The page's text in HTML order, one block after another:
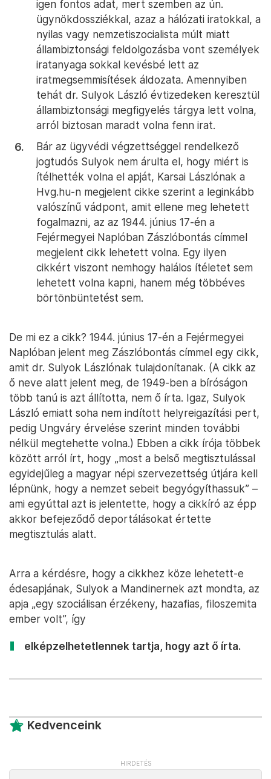
igen fontos adat, mert szemben az ún.
ügynökdossziékkal, azaz a hálózati iratokkal, a
nyilas vagy nemzetiszocialista múlt miatt
állambiztonsági feldolgozásba vont személyek
iratanyaga sokkal kevésbé lett az
iratmegsemmisítések áldozata. Amennyiben
tehát dr. Sulyok László évtizedeken keresztül
állambiztonsági megfigyelés tárgya lett volna,
arról biztosan maradt volna fenn irat.
Bár az ügyvédi végzettséggel rendelkező
jogtudós Sulyok nem árulta el, hogy miért is
ítélhették volna el apját, Karsai Lászlónak a
Hvg.hu-n megjelent cikke szerint a leginkább
valószínű vádpont, amit ellene meg lehetett
fogalmazni, az az 1944. június 17-én a
Fejérmegyei Naplóban Zászlóbontás címmel
megjelent cikk lehetett volna. Egy ilyen
cikkért viszont nemhogy halálos ítéletet sem
lehetett volna kapni, hanem még többéves
börtönbüntetést sem.
De mi ez a cikk? 1944. június 17-én a Fejérmegyei
Naplóban jelent meg Zászlóbontás címmel egy cikk,
amit dr. Sulyok Lászlónak tulajdonítanak. (A cikk az
ő neve alatt jelent meg, de 1949-ben a bíróságon
több tanú is azt állította, nem ő írta. Igaz, Sulyok
László emiatt soha nem indított helyreigazítási pert,
pedig Ungváry érvelése szerint minden további
nélkül megtehette volna.) Ebben a cikk írója többek
között arról írt, hogy „most a belső megtisztulással
egyidejűleg a magyar népi szervezettség útjára kell
lépnünk, hogy a nemzet sebeit begyógyíthassuk” –
ami egyúttal azt is jelentette, hogy a cikkíró az épp
akkor befejeződő deportálásokat értette
megtisztulás alatt.
Arra a kérdésre, hogy a cikkhez köze lehetett-e
édesapjának, Sulyok a Mandinernek azt mondta, az
apja „egy szociálisan érzékeny, hazafias, filoszemita
ember volt”, így
elképzelhetetlennek tartja, hogy azt ő írta.
Kedvenceink